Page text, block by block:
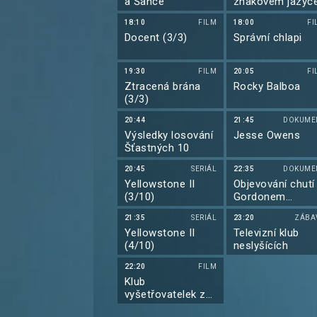
18:10 FILM
Docent (3/3)
19:30 FILM
Ztracená brána
(3/3)
20:44
Výsledky losování
Šťastných 10
20:45 SERIÁL
Yellowstone II
(3/10)
21:35 SERIÁL
Yellowstone II
(4/10)
22:20 FILM
Klub
vyšetřovatelek z
Marlow (2/2)
18:00
Správní chlapi
20:05
Rocky Balboa
21:45
Jesse Owens
22:35
Objevování chutí
Gordonem
Ramsaym
23:20
Televizní klub
neslyšících